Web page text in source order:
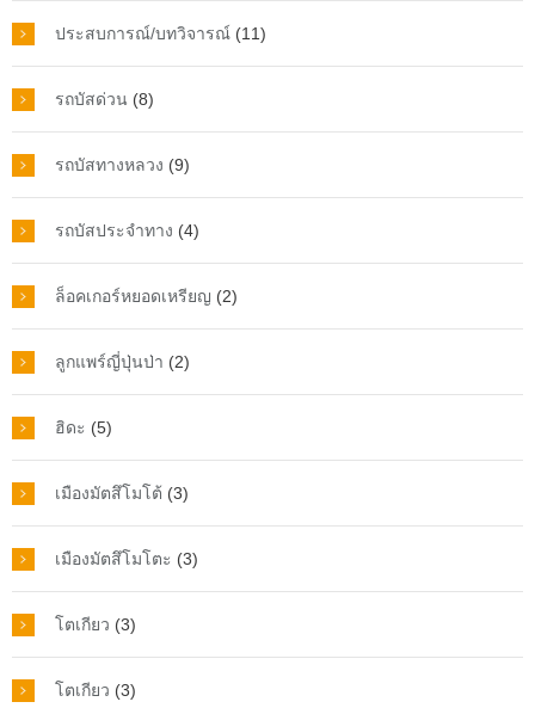
ประสบการณ์/บทวิจารณ์ (11)
รถบัสด่วน (8)
รถบัสทางหลวง (9)
รถบัสประจำทาง (4)
ล็อคเกอร์หยอดเหรียญ (2)
ลูกแพร์ญี่ปุ่นป่า (2)
ฮิดะ (5)
เมืองมัตสึโมโต้ (3)
เมืองมัตสึโมโตะ (3)
โตเกียว (3)
โตเกียว (3)